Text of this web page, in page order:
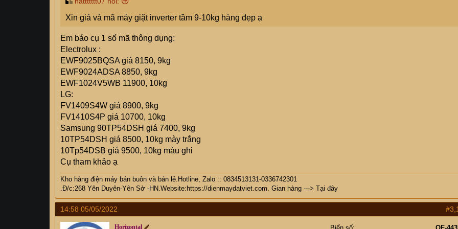
Xin giá và mã máy giặt inverter tầm 9-10kg hàng đẹp ạ
Em báo cụ 1 số mã thông dụng:
Electrolux :
EWF9025BQSA giá 8150, 9kg
EWF9024ADSA 8850, 9kg
EWF1024V5WB 11900, 10kg
LG:
FV1409S4W giá 8900, 9kg
FV1410S4P giá 10700, 10kg
Samsung 90TP54DSH giá 7400, 9kg
10TP54DSH giá 8500, 10kg mày trắng
10Tp54DSB giá 9500, 10kg màu ghi
Cụ tham khảo ạ
Kho hàng điện máy bán buôn và bán lẻ.Hotline, Zalo :: 0834513131-0336742301
.Đ/c:268 Yên Duyên-Yên Sở -HN.Website:https://dienmaydatviet.com . Gian hàng ---> Tại đây
14:58 05/05/2022
Horizontal